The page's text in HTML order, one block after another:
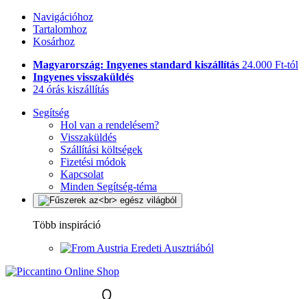
Navigációhoz
Tartalomhoz
Kosárhoz
Magyarország: Ingyenes standard kiszállítás 24.000 Ft-tól
Ingyenes visszaküldés
24 órás kiszállítás
Segítség
Hol van a rendelésem?
Visszaküldés
Szállítási költségek
Fizetési módok
Kapcsolat
Minden Segítség-téma
Több inspiráció
Eredeti Ausztriából